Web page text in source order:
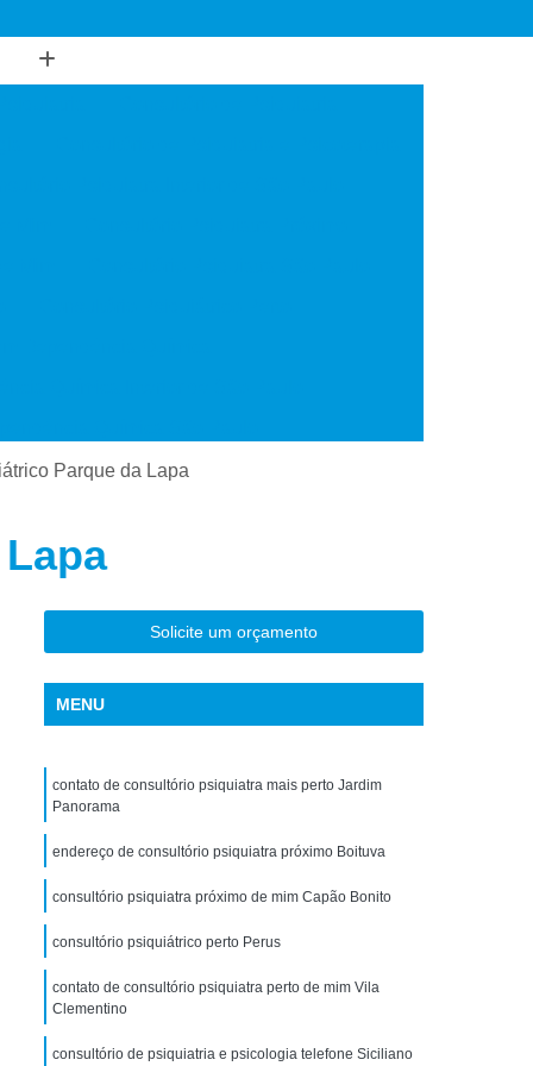
de Uso de Cocaína
de Uso de Drogas Sintéticas
de Uso de álcool
de Uso de Maconha
de Uso de Metanfetamina
de Uso de Substância
de Uso de êxtase
Tratamento para Ansiedade e Depressão
Interior de São Paulo
Tratamento para Crise de Ansiedade
Transtorno de Ansiedade
Parque da Lapa
Solicite um orçamento
MENU
contato de consultório psiquiatra mais perto Jardim
Panorama
endereço de consultório psiquiatra próximo Boituva
consultório psiquiatra próximo de mim Capão Bonito
consultório psiquiátrico perto Perus
contato de consultório psiquiatra perto de mim Vila
Clementino
consultório de psiquiatria e psicologia telefone Siciliano